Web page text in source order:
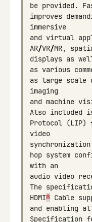
be provided.
improves
immersive
and virtual
AR/VR/MR,
displays as
as various
as large scale
imaging
and machine
Also included
Protocol (LIP)
video
synchronization
hop system
with an
audio video
The
HDMI® Cable
and enabling
Specification